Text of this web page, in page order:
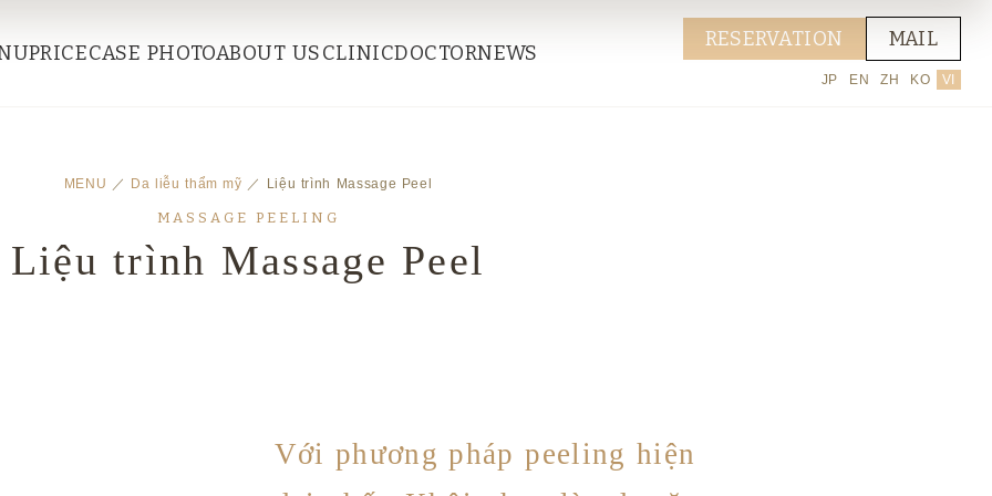
PRICECASE PHOTOABOUT USCLINICDOCTORNEWS
RESERVATION MAIL
JP EN ZH KO VI
MENU ／ Da liễu thẩm mỹ ／ Liệu trình Massage Peel
MASSAGE PEELING
Liệu trình Massage Peel
Với phương pháp peeling hiện